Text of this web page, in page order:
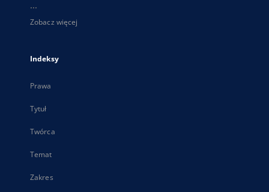
...
Zobacz więcej
Indeksy
Prawa
Tytuł
Twórca
Temat
Zakres